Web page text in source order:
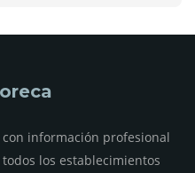
información profesional
los establecimientos